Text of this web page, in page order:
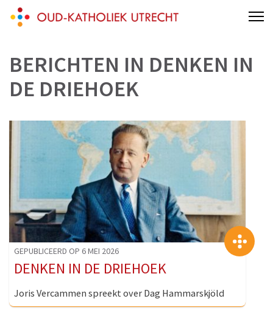
Skip
(Press
Enter)
Oud-Katholieke Parochie van Utrecht
Gertrudiskathedraal Saint Gertrude Cathedral Oud Katholiek Old
Catholic
BERICHTEN IN DENKEN IN
DE DRIEHOEK
GEPUBLICEERD OP 6 MEI 2026
DENKEN IN DE DRIEHOEK
Joris Vercammen spreekt over Dag Hammarskjöld